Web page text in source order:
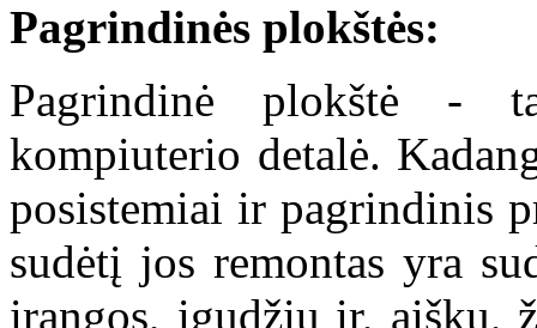
Pagrindinės plokštės:
Pagrindinė plokštė -
kompiuterio detalė.
posistemiai ir pagrindinis
sudėtį jos remontas yra
įrangos, įgudžių ir, aišku,